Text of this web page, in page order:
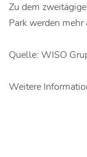
Zu dem
Park werden
Quelle: WISO
Weitere